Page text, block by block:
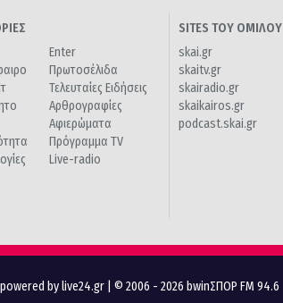
Enter
Πρωτοσέλιδα
Τελευταίες Ειδήσεις
Αρθρογραφίες
Αφιερώματα
Πρόγραμμα TV
Live-radio
SITES ΤΟΥ ΟΜΙΛΟΥ
skai.gr
skaitv.gr
skairadio.gr
skaikairos.gr
podcast.skai.gr
by live24.gr | © 2006 - 2026 bwinΣΠΟΡ FM 94.6